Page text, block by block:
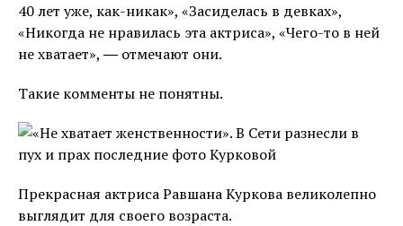
40 лет уже, как-никак», «Засиделась в девках»,
«Никогда не нравилась эта актриса», «Чего-то в ней
не хватает», ― отмечают они.
Такие комменты не понятны.
Прекрасная актриса Равшана Куркова великолепно
выглядит для своего возраста.